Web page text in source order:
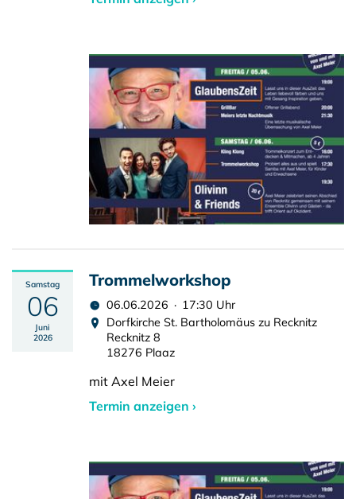
Samstag
06
Juni
2026
Trommelworkshop
06.06.2026 · 17:30 Uhr
Dorfkirche St. Bartholomäus zu Recknitz
Recknitz 8
18276 Plaaz
mit Axel Meier
Termin anzeigen ›